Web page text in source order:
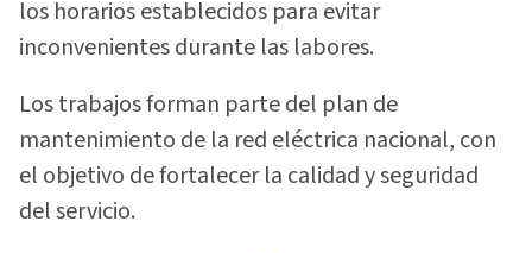
los horarios establecidos para evitar
inconvenientes durante las labores.
Los trabajos forman parte del plan de
mantenimiento de la red eléctrica nacional, con
el objetivo de fortalecer la calidad y seguridad
del servicio.